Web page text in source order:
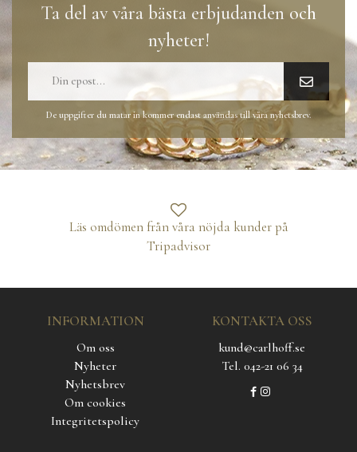
Ta del av våra bästa erbjudanden och
nyheter!
De uppgifter du matar in kommer endast användas till våra nyhetsbrev.
Läs omdömen från våra nöjda kunder på
Tripadvisor
INFORMATION
Om oss
Nyheter
Nyhetsbrev
Om cookies
Integritetspolicy
KONTAKTA OSS
kund@carlhoff.se
Tel. 042-21 06 34